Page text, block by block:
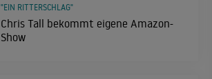
Chris Tall bekommt eigene Amazon-
Show
"EIN RITTERSCHLAG"